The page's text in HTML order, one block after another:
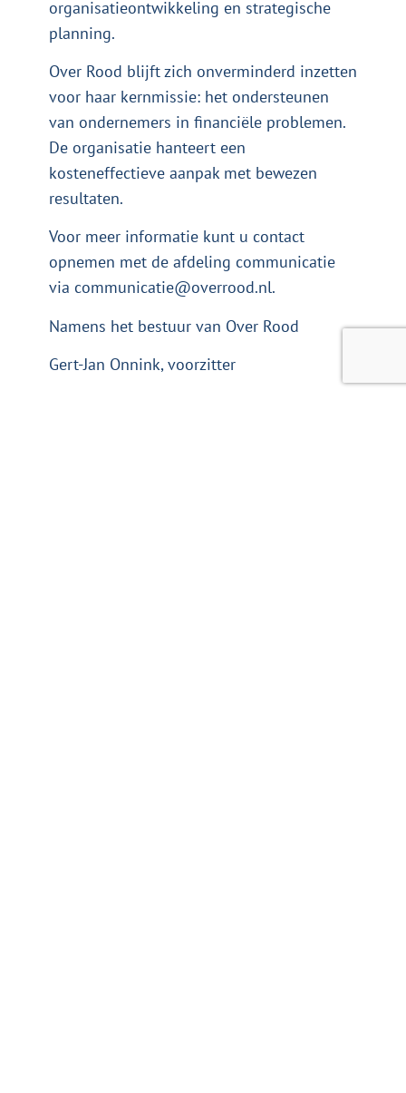
organisatieontwikkeling en strategische
planning.
Over Rood blijft zich onverminderd inzetten
voor haar kernmissie: het ondersteunen
van ondernemers in financiële problemen.
De organisatie hanteert een
kosteneffectieve aanpak met bewezen
resultaten.
Voor meer informatie kunt u contact
opnemen met de afdeling communicatie
via communicatie@overrood.nl.
Namens het bestuur van Over Rood
Gert-Jan Onnink, voorzitter